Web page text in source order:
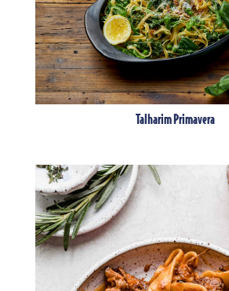
Talharim Primavera